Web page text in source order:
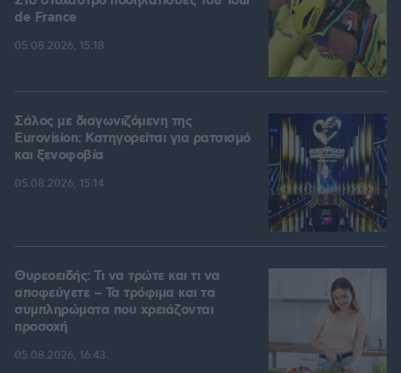
de France
05.08.2026, 15:18
Σάλος με διαγωνιζόμενη της
Eurovision: Κατηγορείται για ρατσισμό
και ξενοφοβία
05.08.2026, 15:14
Θυρεοειδής: Τι να τρώτε και τι να
αποφεύγετε – Τα τρόφιμα και τα
συμπληρώματα που χρειάζονται
προσοχή
05.08.2026, 16:43